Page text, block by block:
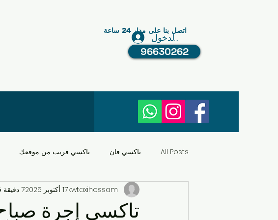
اتصل بنا على مدار 24 ساعة
96630262
تسجيل الدخول
All Posts تاكسي فان تاكسي قريب من موقعك
النقل في الكويت عبد الله مبارك خدمات النقل
تاكسي إجرة
kwtaxihossam17 أكتوبر 2025 7 دقيقة قراءة